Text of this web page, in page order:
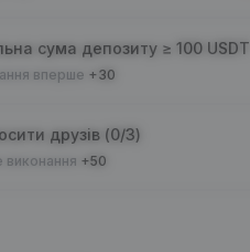
сума депозиту ≥ 100 USDT
вперше +30
друзів (0/3)
виконання +50